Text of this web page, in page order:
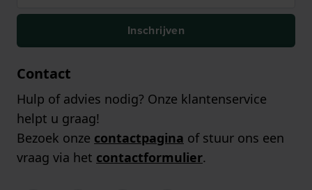
Inschrijven
Contact
Hulp of advies nodig? Onze klantenservice
helpt u graag!
Bezoek onze contactpagina of stuur ons een
vraag via het contactformulier.